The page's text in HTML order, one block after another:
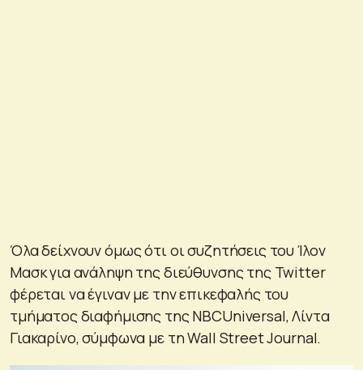
Όλα δείχνουν όμως ότι οι συζητήσεις του Ίλον
Μασκ για ανάληψη της διεύθυνσης της Twitter
φέρεται να έγιναν με την επικεφαλής του
τμήματος διαφήμισης της NBCUniversal, Λίντα
Γιακαρίνο, σύμφωνα με τη Wall Street Journal.